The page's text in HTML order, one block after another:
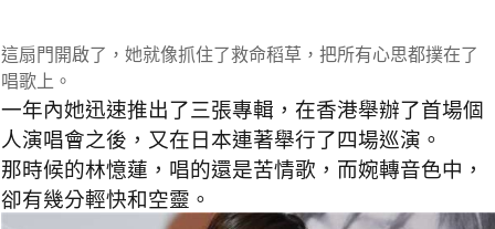
這扇門開啟了，她就像抓住了救命稻草，把所有心思都撲在了
唱歌上。
一年內她迅速推出了三張專輯，在香港舉辦了首場個
人演唱會之後，又在日本連著舉行了四場巡演。
那時候的林憶蓮，唱的還是苦情歌，而婉轉音色中，
卻有幾分輕快和空靈。